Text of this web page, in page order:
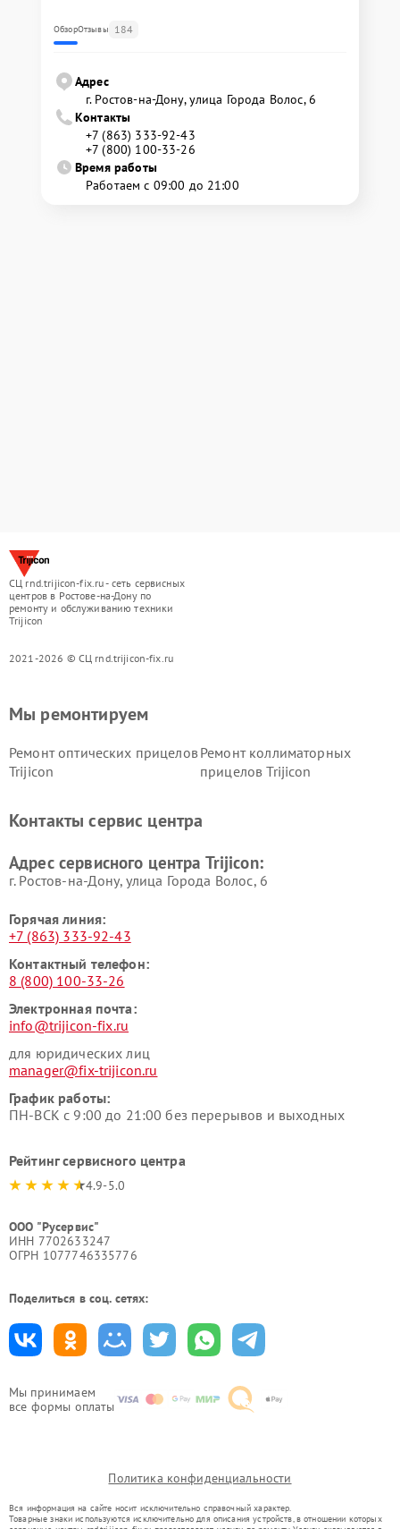
ОбзорОтзывы 184
Адрес
г. Ростов-на-Дону, улица Города Волос, 6
Контакты
+7 (863) 333-92-43
+7 (800) 100-33-26
Время работы
Работаем с 09:00 до 21:00
СЦ rnd.trijicon-fix.ru - сеть сервисных
центров в Ростове-на-Дону по
ремонту и обслуживанию техники
Trijicon
2021-2026 © СЦ rnd.trijicon-fix.ru
Мы принимаем
все формы оплаты
Мы ремонтируем
Ремонт оптических прицелов
Trijicon
Ремонт коллиматорных
прицелов Trijicon
Контакты сервис центра
Адрес сервисного центра Trijicon:
г. Ростов-на-Дону, улица Города Волос, 6
Горячая линия:
+7 (863) 333-92-43
Контактный телефон:
8 (800) 100-33-26
Электронная почта:
info@trijicon-fix.ru
для юридических лиц
manager@fix-trijicon.ru
График работы:
ПН-ВСК с 9:00 до 21:00 без перерывов и выходных
Рейтинг сервисного центра
4.9-5.0
ООО "Русервис"
ИНН 7702633247
ОГРН 1077746335776
Поделиться в соц. сетях:
Политика конфиденциальности
Вся информация на сайте носит исключительно справочный характер.
Товарные знаки используются исключительно для описания устройств, в отношении которых